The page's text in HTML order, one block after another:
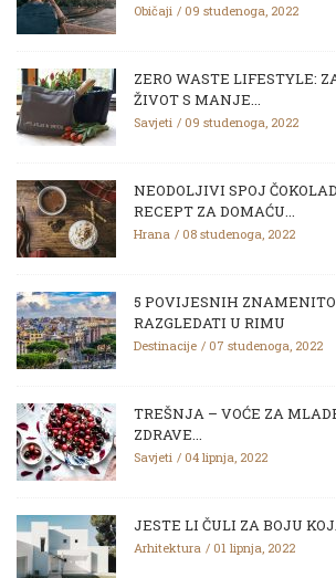
Običaji 09 studenoga, 2022
ZERO WASTE LIFESTYLE:
ŽIVOT S MANJE...
Savjeti 09 studenoga, 2022
NEODOLJIVI SPOJ
RECEPT ZA DOMAĆU...
Hrana 08 studenoga, 2022
5 POVIJESNIH
RAZGLEDATI U RIMU
Destinacije 07 studenoga, 2022
TREŠNJA – VOĆE ZA
ZDRAVE...
Savjeti 04 lipnja, 2022
JESTE LI ČULI ZA BOJU
Arhitektura 01 lipnja, 2022